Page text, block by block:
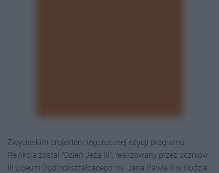
Zwycięskim projektem tegorocznej edycji programu
Re:Akcja został "Dzień Jeża III", realizowany przez uczniów
III Liceum Ogólnokształcącego im. Jana Pawła II w Rudzie